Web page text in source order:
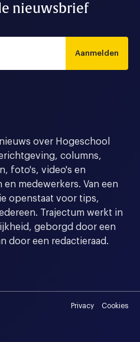
nieuwsbrief
Aanmelden
over Hogeschool
columns,
foto's, video's en
medewerkers. Van een
openstaat voor tips,
Trajectum werkt in
geborgd door een
door een redactieraad.
Privacy Cookies